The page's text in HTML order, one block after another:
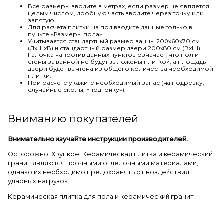
Все размеры вводите в метрах, если размер не является
целым числом, дробную часть вводите через точку или
запятую.
Для расчета плитки на пол вводите данные только в
пункте «Размеры пола».
Учитывается стандартный размер ванны 200х60х70 см
(ДхШхВ) и стандартный размер двери 200х80 см (ВхШ).
Галочка напротив данных пунктов означает, что пол и
стены за ванной не будут выложены плиткой, а площадь
двери будет вычтена из общего количества необходимой
плитки.
При расчете укажите необходимый запас (на подрезку,
случайные сколы, «подгонку»).
Вниманию покупателей
Внимательно изучайте инструкции производителей.
Осторожно. Хрупкое. Керамическая плитка и керамический
гранит являются прочными отделочными материалами,
однако их необходимо предохранять от воздействия
ударных нагрузок.
Керамическая плитка для пола и керамический гранит